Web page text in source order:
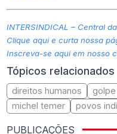
INTERSINDICAL – Central
Clique aqui e curta nossa
Inscreva-se aqui em nosso
Tópicos relacionados
direitos humanos golpe
michel temer
povos
PUBLICAÇÕES